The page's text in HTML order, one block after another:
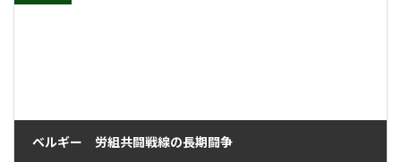
ベルギー 労組共闘戦線の長期闘争